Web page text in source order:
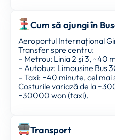
Cum să ajungi în
Aeroportul Internațional
Transfer spre centru:
– Metrou: Linia 2 și 3, ~40
– Autobuz: Limousine Bus
– Taxi: ~40 minute, cel
Costurile variază de la
~30000 won (taxi).
Transport